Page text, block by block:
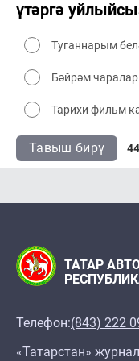
үтәргә
Туганнарым
Бәйрәм
Тарихи фильм
Тавыш бирү
ТАТАР
Телефон:(843) 222
«Татарстан»